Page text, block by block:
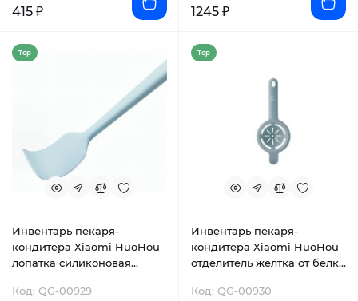
415 ₽ 1245 ₽
Top
Инвентарь пекаря-
кондитера Xiaomi HuoHou
лопатка силиконовая
Код: QG-00929
Top
Инвентарь пекаря-
кондитера Xiaomi HuoHou
отделитель желтка от белка
Код: QG-00930